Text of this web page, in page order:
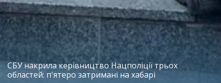
СБУ накрила керівництво Нацполіції трьох
областей: п'ятеро затримані на хабарі